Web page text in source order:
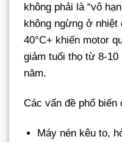
không phải là “vô
không ngừng ở
40°C+ khiến motor
giảm tuổi thọ từ 8-10
năm.
Các vấn đề phổ
Máy nén kêu to,